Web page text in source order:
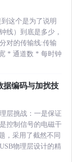
到这个是为了说明
线）到底是多少，
对的传输线:传输
* 通道数 * 每时钟
据编码与加扰技
层挑战：一是保证
控制信号的电磁干
，采用了截然不同
物理层设计的精